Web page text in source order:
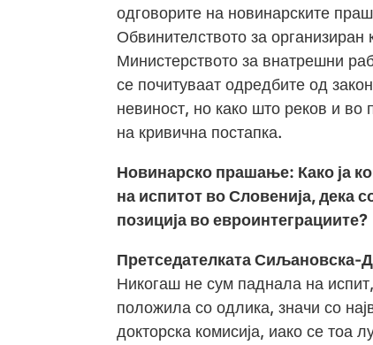
одговорите на новинарските
Обвинителството за
Министерството за внатрешни
се почитуваат одредбите од
невиност, но како што реков и
на кривична постапка.
Новинарско прашање: Како ја
на испитот во Словенија, дека
позиција во евроинтеграциите?
Претседателката Сиљановска-
Никогаш не сум паднала на
положила со одлика, значи со
докторска комисија, иако се тоа